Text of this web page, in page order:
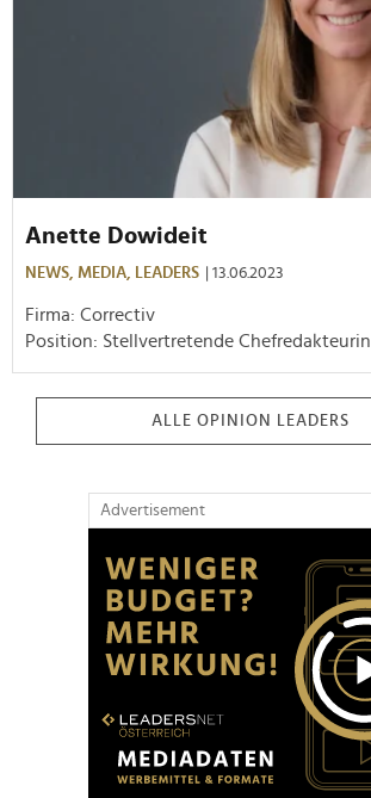
Anette Dowideit
NEWS, MEDIA, LEADERS | 13.06.2023
Firma: Correctiv
Position: Stellvertretende Chefredakteurin
ALLE OPINION LEADERS
Advertisement